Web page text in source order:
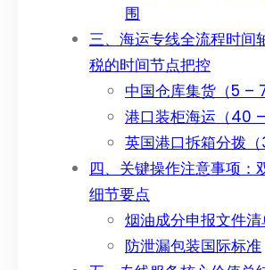
围
三、海运专线全流程时间
税的时间节点把控
中国仓库集货（5 – 7
港口装柜海运（40 –
英国港口拆箱分拨（
四、关键操作注意事项：
细节要点
烟油成分申报文件
防泄漏包装国际标准